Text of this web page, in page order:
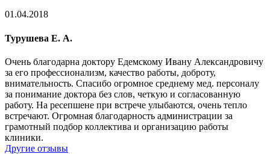
01.04.2018
Турушева Е. А.
Очень благодарна доктору Едемскому Ивану Александровичу
за его профессионализм, качество работы, доброту,
внимательность. Спасибо огромное среднему мед. персоналу
за понимание доктора без слов, четкую и согласованную
работу. На ресепшене при встрече улыбаются, очень тепло
встречают. Огромная благодарность администрации за
грамотный подбор коллектива и организацию работы
клиники.
Другие отзывы